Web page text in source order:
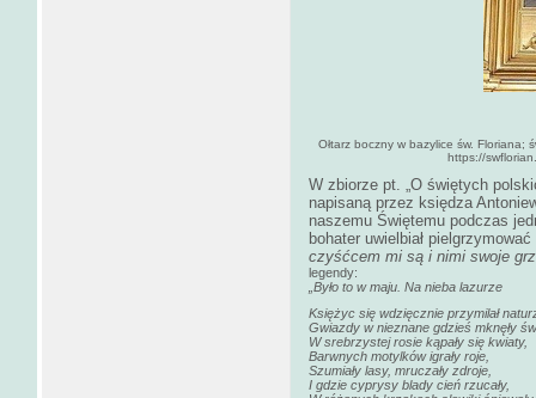
Ołtarz boczny w bazylice św.
https://
W zbiorze pt. „O świętych
napisaną przez księdza
naszemu Świętemu podczas
bohater uwielbiał
czyśćcem mi są i nimi swoje
legendy:
„Było to w maju. Na nieba lazurze
Księżyc się wdzięcznie przymilał
Gwiazdy w nieznane gdzieś mknęły
W srebrzystej rosie kąpały się kwiaty,
Barwnych motylków igrały roje,
Szumiały lasy, mruczały zdroje,
I gdzie cyprysy blady cień rzucały,